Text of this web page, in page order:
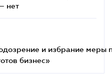
нет
и избрание меры
бизнес»